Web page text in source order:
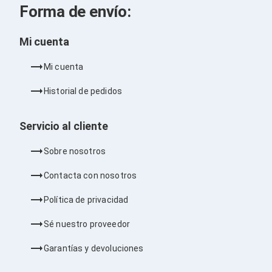
Candados para PC's
Limpiadores para Electrónicos
Laptops
Workstations
Barebones
Micrófonos
Bases para Audífonos
Accesorios para Micrófonos
Audífonos Intrauriculares
Bocinas y Bafles
Bocinas Portátiles
Forma de envío:
Mi cuenta
Mi cuenta
Historial de pedidos
Servicio al cliente
Sobre nosotros
Contacta con nosotros
Política de privacidad
Sé nuestro proveedor
Garantías y devoluciones